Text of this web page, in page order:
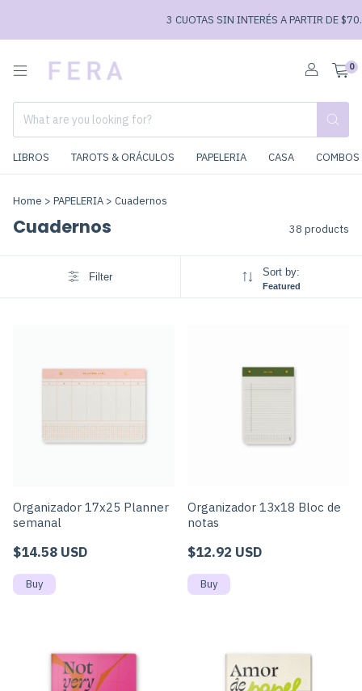
3 CUOTAS SIN INTERÉS A PARTIR DE $70.000
0
LIBROS TAROTS & ORÁCULOS PAPELERIA CASA
Home > PAPELERIA > Cuadernos
Cuadernos 38 products
Filter Sort by:
Featured
Organizador 17x25 Planner
semanal
$14.58 USD
Organizador 13x18 Bloc de
notas
$12.92 USD